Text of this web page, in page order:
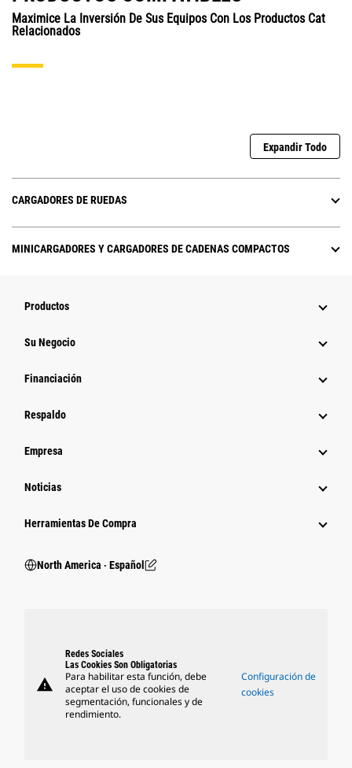
Maximice La Inversión De Sus Equipos Con Los Productos Cat
Relacionados
Expandir Todo
CARGADORES DE RUEDAS
MINICARGADORES Y CARGADORES DE CADENAS COMPACTOS
Productos
Su Negocio
Financiación
Respaldo
Empresa
Noticias
Herramientas De Compra
North America ‧ Español
warning
Redes Sociales
Las Cookies Son Obligatorias
Para habilitar esta función, debe
aceptar el uso de cookies de
segmentación, funcionales y de
rendimiento.
Configuración de
cookies